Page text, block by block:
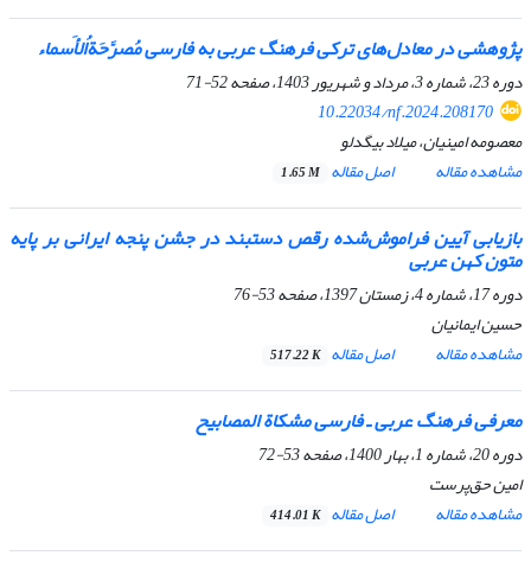
پژوهشی در معادل‌‏های ترکی فرهنگ عربی ‌‏به ‌‏فارسی مُصرَّحَةُالأَسماء
دوره 23، شماره 3، مرداد و شهریور 1403، صفحه
52-71
10.22034/nf.2024.208170
معصومه امینیان، میلاد بیگدلو
مشاهده مقاله
اصل مقاله 1.65 M
بازیابی آیین فراموش‌شده رقص دستبند در جشن پنجه ایرانی بر پایه
متون کهن عربی
دوره 17، شماره 4، زمستان 1397، صفحه
53-76
حسین ایمانیان
مشاهده مقاله
اصل مقاله 517.22 K
معرفی فرهنگ عربی ـ فارسیمشکاة المصابیح
دوره 20، شماره 1، بهار 1400، صفحه
53-72
امین حق‌پرست
مشاهده مقاله
اصل مقاله 414.01 K